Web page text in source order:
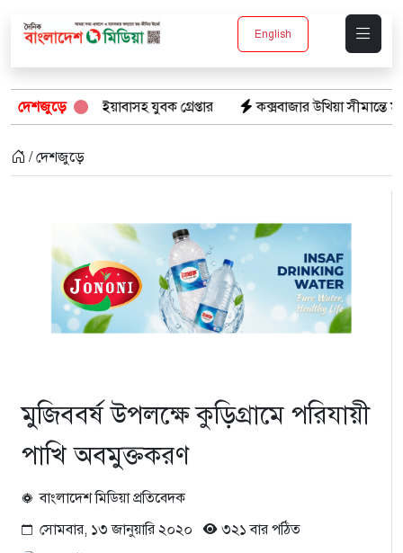
English
দেশজুড়ে
ইয়াবাসহ যুবক গ্রেপ্তার কক্সবাজার উখিয়া সীমান্তে মাইন
/ দেশজুড়ে
মুজিববর্ষ উপলক্ষে কুড়িগ্রামে পরিযায়ী
পাখি অবমুক্তকরণ
বাংলাদেশ মিডিয়া প্রতিবেদক
সোমবার, ১৩ জানুয়ারি ২০২০
৩২১ বার পঠিত